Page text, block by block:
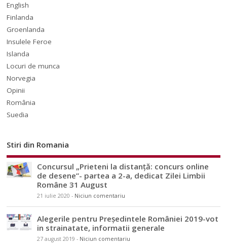
English
Finlanda
Groenlanda
Insulele Feroe
Islanda
Locuri de munca
Norvegia
Opinii
România
Suedia
Stiri din Romania
Concursul „Prieteni la distanță: concurs online
de desene”- partea a 2-a, dedicat Zilei Limbii
Române 31 August
21 iulie 2020 - Niciun comentariu
Alegerile pentru Președintele României 2019-vot
in strainatate, informatii generale
27 august 2019 - Niciun comentariu